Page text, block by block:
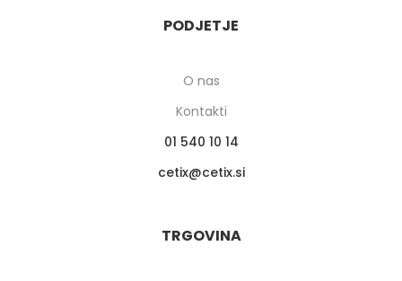
PODJETJE
O nas
Kontakti
01 540 10 14
cetix
cetix.si
TRGOVINA